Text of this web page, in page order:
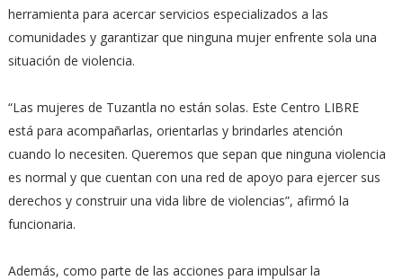
herramienta para acercar servicios especializados a las
comunidades y garantizar que ninguna mujer enfrente sola una
situación de violencia.
“Las mujeres de Tuzantla no están solas. Este Centro LIBRE
está para acompañarlas, orientarlas y brindarles atención
cuando lo necesiten. Queremos que sepan que ninguna violencia
es normal y que cuentan con una red de apoyo para ejercer sus
derechos y construir una vida libre de violencias”, afirmó la
funcionaria.
Además, como parte de las acciones para impulsar la